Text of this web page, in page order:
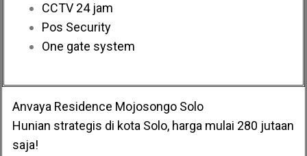
CCTV 24 jam
Pos Security
One gate system
Anvaya Residence Mojosongo Solo
Hunian strategis di kota Solo, harga mulai 280 jutaan
saja!